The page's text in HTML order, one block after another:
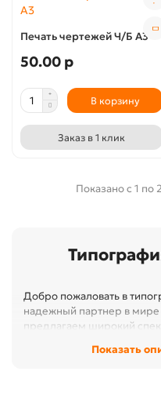
Печать чертежей Ч/Б А3
50.00 р
В корзину
Заказ в 1 клик
Показано с 1 по
Добро пожаловать в
надежный партнер в
предлагаем широкий
команда
Показать